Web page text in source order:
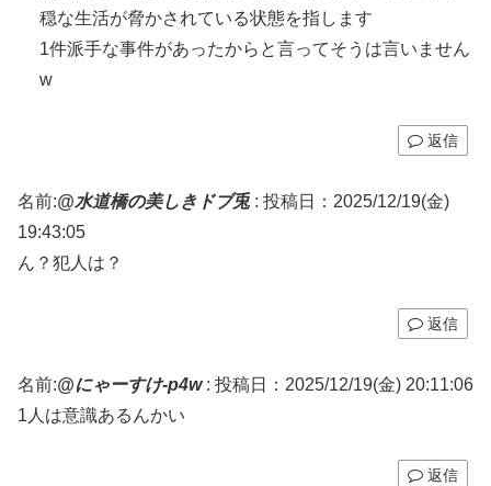
穏な生活が脅かされている状態を指します
1件派手な事件があったからと言ってそうは言いません
w
返信
名前:@水道橋の美しきドブ兎: 投稿日：2025/12/19(金)
19:43:05
ん？犯人は？
返信
名前:@にゃーすけ-p4w: 投稿日：2025/12/19(金) 20:11:06
1人は意識あるんかい
返信